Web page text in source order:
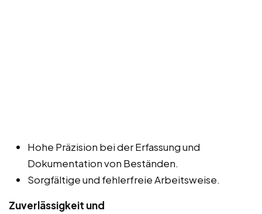
Hohe Präzision bei der Erfassung und
Dokumentation von Beständen.
Sorgfältige und fehlerfreie Arbeitsweise.
Zuverlässigkeit und